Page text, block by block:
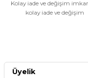
Kolay iade ve değişim
kolay iade ve değişim
Üyelik